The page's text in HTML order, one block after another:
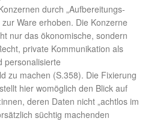
durch „Aufbereitungs-
Ware erhoben. Die Konzerne
nur das ökonomische, sondern
private Kommunikation als
personalisierte
zu machen (S.358). Die Fixierung
hier womöglich den Blick auf
deren Daten nicht „achtlos im
süchtig machenden